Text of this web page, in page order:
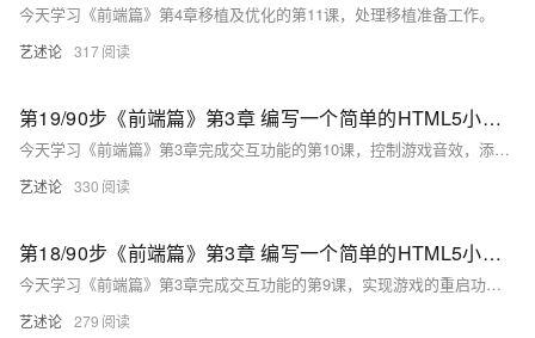
今天学习《前端篇》第4章移植及优化的第11课，处理移植准备工作。
艺述论 317
第19/90步《前端篇》第3章 编写一个简单的HTML5小游戏：完成交互功能 第10课
今天学习《前端篇》第3章完成交互功能的第10课，控制游戏音效，添加单击音效和背景音乐。
艺述论 330
第18/90步《前端篇》第3章 编写一个简单的HTML5小游戏：完成交互功能 第9课
今天学习《前端篇》第3章完成交互功能的第9课，实现游戏的重启功能。
艺述论 279